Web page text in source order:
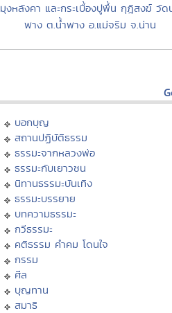
มุงหลังคา และกระเบื้องปูพื้น กุฎิสงฆ์ วัด
พาง ต.น้ำพาง อ.แม่จริม จ.น่าน
บอกบุญ
สถานปฏิบัติธรรม
ธรรมะจากหลวงพ่อ
ธรรมะกับเยาวชน
นิทานธรรมะบันเทิง
ธรรมะบรรยาย
บทความธรรมะ
กวีธรรมะ
คติธรรม คำคม โดนใจ
กรรม
ศีล
บุญทาน
สมาธิ